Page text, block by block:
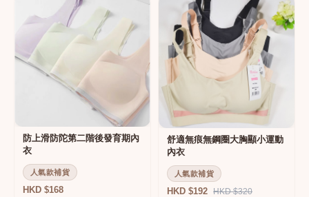
防上滑防陀第二階後發育期內
衣
人氣款補貨
HKD $168
舒適無痕無鋼圈大胸顯小運動
內衣
人氣款補貨
HKD $192 HKD $320